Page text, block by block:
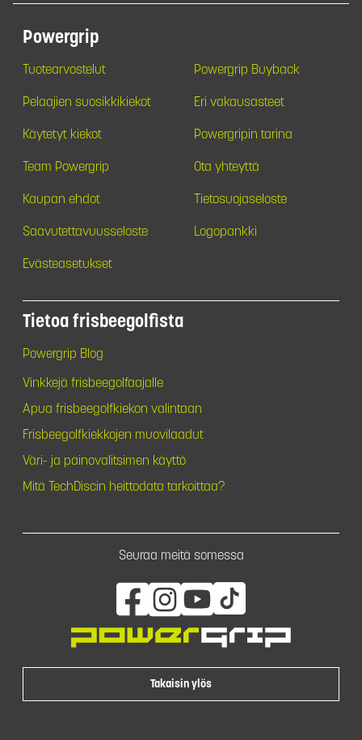
Powergrip
Tuotearvostelut Powergrip Buyback
Pelaajien suosikkikiekot Eri vakausasteet
Käytetyt kiekot Powergripin tarina
Team Powergrip Ota yhteyttä
Kaupan ehdot Tietosuojaseloste
Saavutettavuusseloste Logopankki
Evästeasetukset
Tietoa frisbeegolfista
Powergrip Blog
Vinkkejä frisbeegolfaajalle
Apua frisbeegolfkiekon valintaan
Frisbeegolfkiekkojen muovilaadut
Väri- ja painovalitsimen käyttö
Mitä TechDiscin heittodata tarkoittaa?
Seuraa meitä somessa
Takaisin ylös